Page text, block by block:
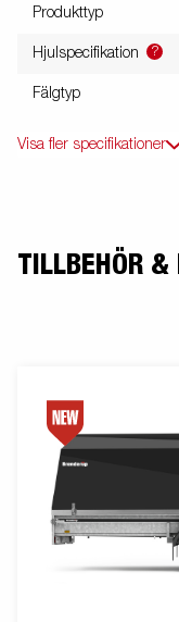
Produkttyp
Hjulspecifikation ?
Fälgtyp
Visa fler specifikationer
TILLBEHÖR